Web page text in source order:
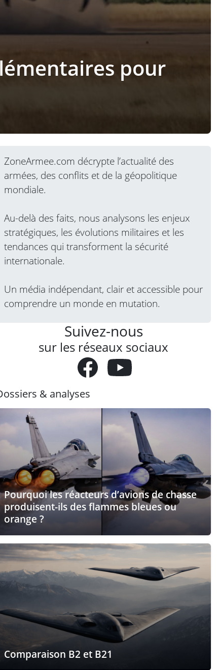
pour
ZoneArmee.com décrypte l’actualité des
armées, des conflits et de la géopolitique
mondiale.
Au-delà des faits, nous analysons les enjeux
stratégiques, les évolutions militaires et les
tendances qui transforment la sécurité
internationale.
Un média indépendant, clair et accessible pour
comprendre un monde en mutation.
Suivez-nous
sur les réseaux sociaux
& analyses
Pourquoi les réacteurs d’avions de chasse
produisent-ils des flammes bleues ou
orange ?
Comparaison B2 et B21